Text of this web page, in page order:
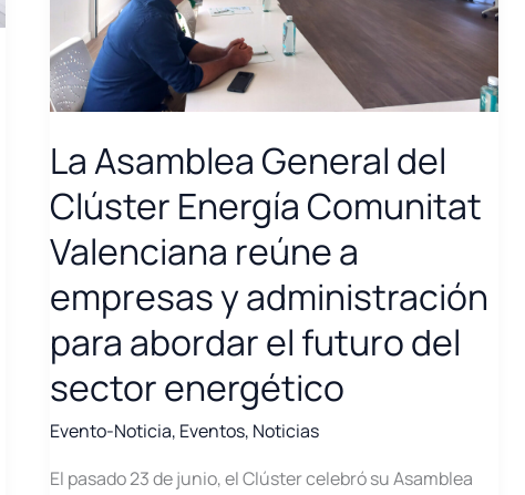
inteligencia
artificial
y
la
La Asamblea General del
Clúster Energía Comunitat
Valenciana reúne a
empresas y administración
para abordar el futuro del
sector energético
Evento-Noticia, Eventos, Noticias
El pasado 23 de junio, el Clúster celebró su Asamblea